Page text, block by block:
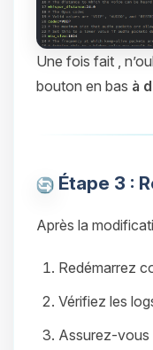
Une fois fait ,
bouton en bas à
Étape 3 :
Après la
Redémarrez
Vérifiez les
Assurez-vous